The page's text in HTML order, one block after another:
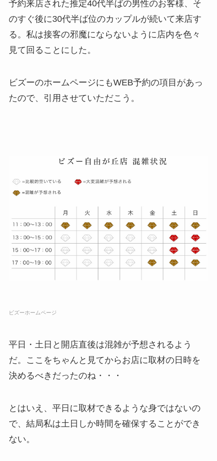
予約来店された推定40代半ばの男性のお客様、そ
のすぐ後に30代半ば位のカップルが続いて来店す
る。私は接客の邪魔にならないように店内を色々
見て回ることにした。
ビズーのホームページにもWEB予約の項目があっ
たので、引用させていただこう。
ビズーホームページ
平日・土日と開店直後は混雑が予想されるよう
だ。ここをちゃんと見てからお店に取材の日時を
決めるべきだったのね・・・
とはいえ、平日に取材できるような身ではないの
で、結局私は土日しか時間を確保することができ
ない。